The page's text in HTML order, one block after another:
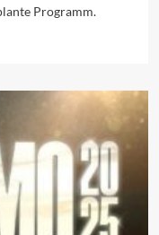
Programm.